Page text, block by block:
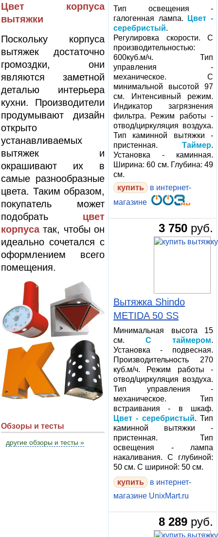
Цвет корпуса
вытяжки
Поскольку корпуса
вытяжек достаточно
громоздки, они
являются заметной
деталью интерьера
кухни. Производители
продумывают дизайн
открыто
устанавливаемых
вытяжек и
окрашивают их в
самые разнообразные
цвета. Таким образом,
покупатель может
подобрать цвет
корпусатак, чтобы он
идеально сочетался с
оформлением всего
помещения.
Обзоры и тесты
другие обзоры и тесты »
Тип освещения -
галогенная лампа.
Цвет -
серебристый.
Регулировка скорости. С
производительностью:
600куб.м/ч. Тип
управления -
механическое. С
минимальной высотой 97
см. Интенсивный режим.
Индикатор загрязнения
фильтра. Режим работы -
отвод/циркуляция воздуха.
Тип каминной вытяжки -
пристенная. Таймер.
Установка - каминная.
Ширина: 60 см. Глубина: 49
см.
в интернет-
магазине
3 750 руб.
Вытяжка Shindo
METIDA 50 SS
Минимальная высота 15
см. С таймером.
Установка - подвесная.
Производительность 270
куб.м/ч. Режим работы -
отвод/циркуляция воздуха.
Тип управления -
механическое. Тип
встраивания - в шкаф.
Цвет - серебристый. Тип
каминной вытяжки -
пристенная. Тип
освещения - лампа
накаливания. С глубиной:
50 см. С шириной: 50 см.
в интернет-
магазине UnixMart.ru
8 289 руб.